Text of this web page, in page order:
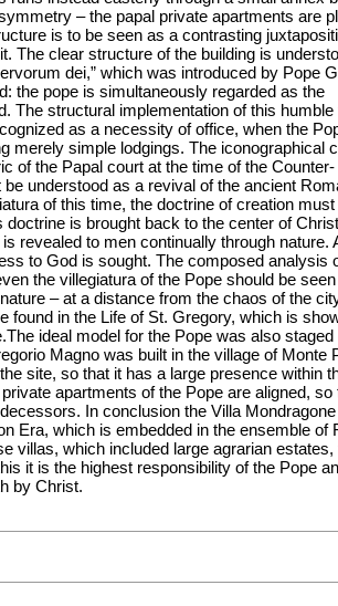
– the papal private apartments are
is to be seen as a contrasting
The clear structure of the building is
dei,” which was introduced by Pope
the pope is simultaneously regarded as the
The structural implementation of this humble
as a necessity of office, when the
merely simple lodgings. The iconographical
of the Papal court at the time of the Counter-
understood as a revival of the ancient
of this time, the doctrine of creation must
is brought back to the center of
revealed to men continually through nature.
to God is sought. The composed analysis
the villegiatura of the Pope should be
– at a distance from the chaos of the
found in the Life of St. Gregory, which is
ideal model for the Pope was also staged
Magno was built in the village of Monte
site, so that it has a large presence within
apartments of the Pope are aligned, so
In conclusion the Villa Mondragone
Era, which is embedded in the ensemble of
villas, which included large agrarian estates,
it is the highest responsibility of the Pope
by Christ.